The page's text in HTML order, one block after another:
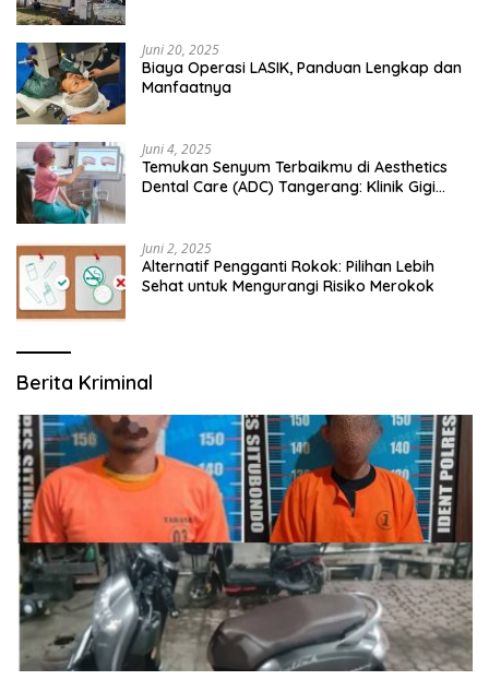
Juni 20, 2025
Biaya Operasi LASIK, Panduan Lengkap dan
Manfaatnya
Juni 4, 2025
Temukan Senyum Terbaikmu di Aesthetics
Dental Care (ADC) Tangerang: Klinik Gigi
Juni 2, 2025
Alternatif Pengganti Rokok: Pilihan Lebih
Sehat untuk Mengurangi Risiko Merokok
Berita Kriminal